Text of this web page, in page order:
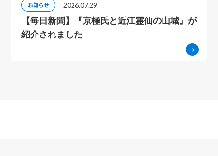
お知らせ 2026.07.29
【毎日新聞】『京極氏と近江霊仙の山城』が
紹介されました